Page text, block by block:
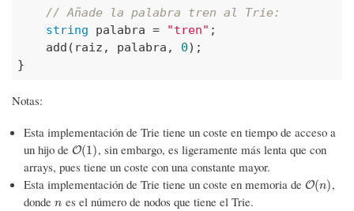
// Añade la palabra tren al Trie:
string palabra = "tren" ;
    add(raiz, palabra,
0);
}
Notas:
Esta implementación de Trie tiene un coste en tiempo de acceso a
un hijo de O(1 )
O(1) , sin embargo, es ligeramente más lenta que con
arrays, pues tiene un coste con una constante mayor.
Esta implementación de Trie tiene un coste en memoria de O(n)
O(n) ,
donde n
n es el número de nodos que tiene el Trie.